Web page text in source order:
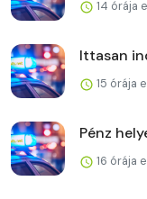
14 órája
Ittasan
15 órája
Pénz
16 órája